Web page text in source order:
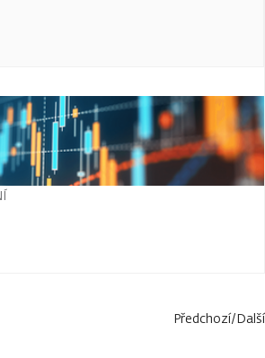
Předchozí/Další